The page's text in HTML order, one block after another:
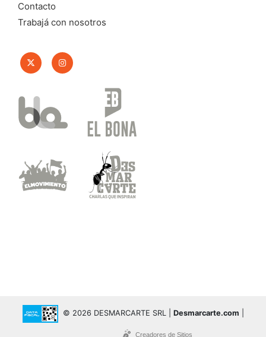
Contacto
Trabajá con nosotros
© 2026 DESMARCARTE SRL | Desmarcarte.com
Creadores de Sitios